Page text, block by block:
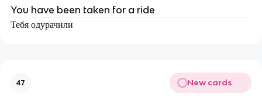
You have been taken for a ride
Тебя одурачили
47 New cards